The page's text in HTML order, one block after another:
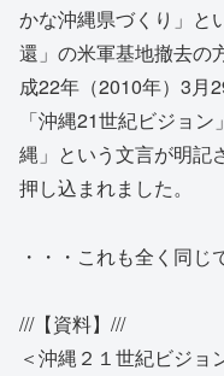
かな沖縄県づくり」と
還」の米軍基地撤去の
成22年（2010年）3月
「沖縄21世紀ビジョ
縄」という文言が明記
押し込まれました。
・・・これも全く同じ
///【資料】///
＜沖縄２１世紀ビジョ